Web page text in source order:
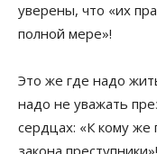
уверены, что «их
полной мере»!
Это же где надо
надо не уважать
сердцах: «К кому же